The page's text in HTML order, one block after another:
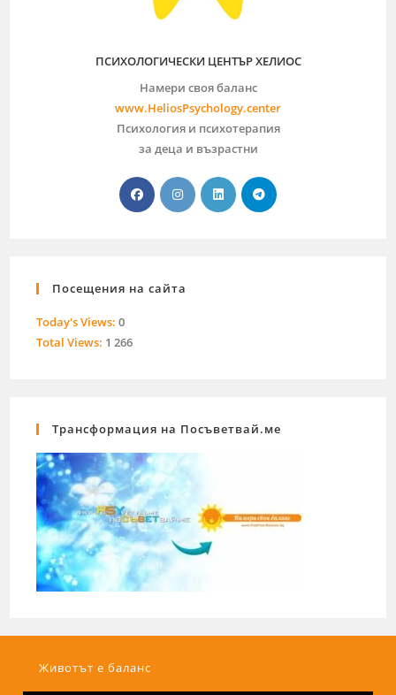
ПСИХОЛОГИЧЕСКИ ЦЕНТЪР ХЕЛИОС
Намери своя баланс
www.HeliosPsychology.center
Психология и психотерапия
за деца и възрастни
Посещения на сайта
Today's Views:0
Total Views: 1 266
Трансформация на Посъветвай.ме
Животът е баланс